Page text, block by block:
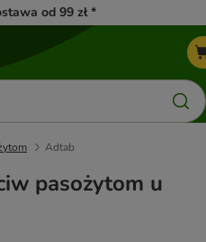
od 99 zł *
Adtab
pasożytom u